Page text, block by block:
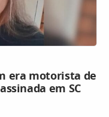
era motorista de
em SC